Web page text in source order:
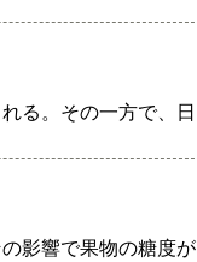
る。その一方で、日
影響で果物の糖度が